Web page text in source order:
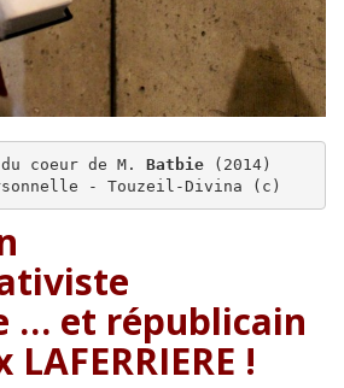
coeur de M. Batbie (2014)
- Touzeil-Divina (c)
… et républicain
!